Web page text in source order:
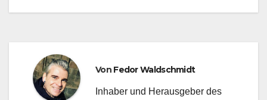
Von Fedor Waldschmidt
Inhaber und Herausgeber des